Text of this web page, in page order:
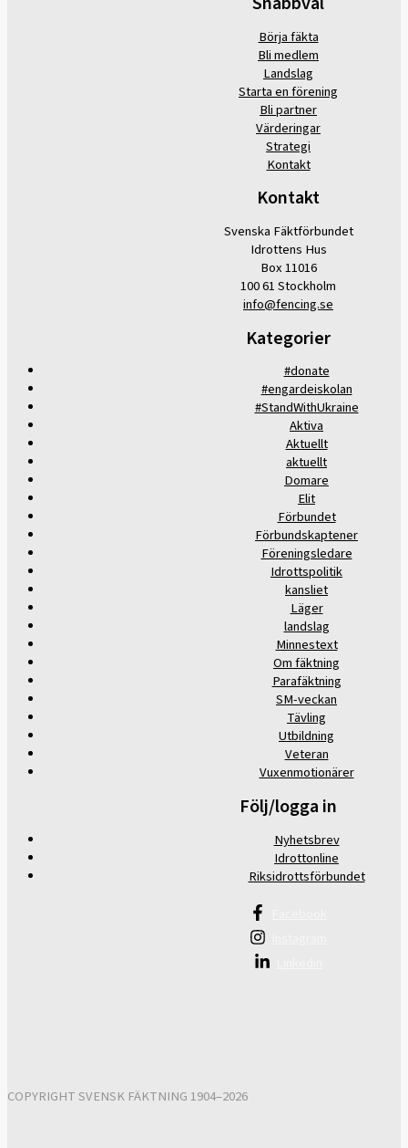
Börja fäkta
Bli medlem
Landslag
Starta en förening
Bli partner
Värderingar
Strategi
Kontakt
Kontakt
Svenska Fäktförbundet
Idrottens Hus
Box 11016
100 61 Stockholm
info@fencing.se
Kategorier
#donate
#engardeiskolan
#StandWithUkraine
Aktiva
Aktuellt
aktuellt
Domare
Elit
Förbundet
Förbundskaptener
Föreningsledare
Idrottspolitik
kansliet
Läger
landslag
Minnestext
Om fäktning
Parafäktning
SM-veckan
Tävling
Utbildning
Veteran
Vuxenmotionärer
Följ/logga in
Nyhetsbrev
Idrottonline
Riksidrottsförbundet
COPYRIGHT SVENSK FÄKTNING 1904–2026